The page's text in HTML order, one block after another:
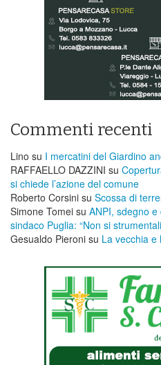
Commenti recenti
Lino su I mercatini del Giardino
RAFFAELLO DAZZINI su
si chiede l’azione del comune
Roberto Corsini su Scossa di
Simone Tomei su ANPI, sdegno
sindaco Puglia: “Non si
Gesualdo Pieroni su La vecchia e